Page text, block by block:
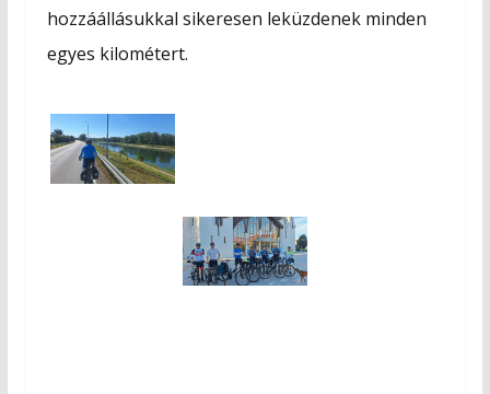
hozzáállásukkal sikeresen leküzdenek minden
egyes kilométert.